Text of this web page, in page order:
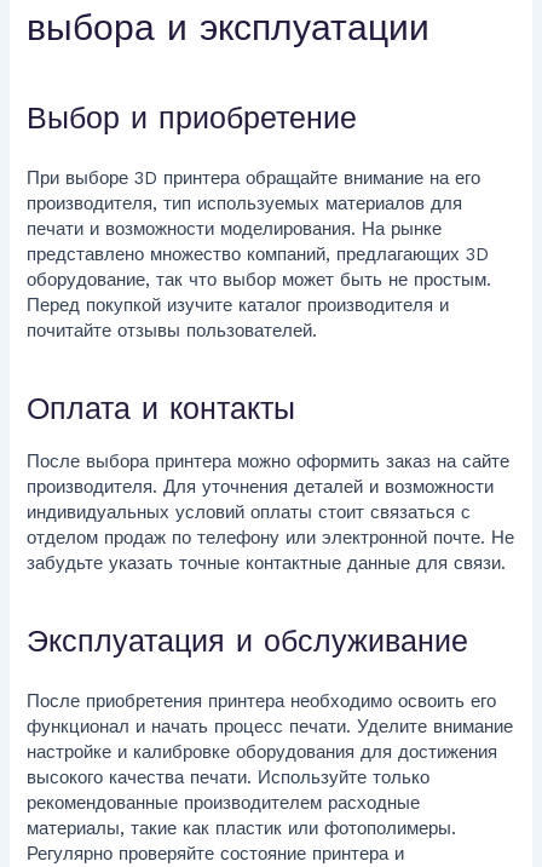
выбора и эксплуатации
Выбор и приобретение
При выборе 3D принтера обращайте внимание на его
производителя, тип используемых материалов для
печати и возможности моделирования. На рынке
представлено множество компаний, предлагающих 3D
оборудование, так что выбор может быть не простым.
Перед покупкой изучите каталог производителя и
почитайте отзывы пользователей.
Оплата и контакты
После выбора принтера можно оформить заказ на сайте
производителя. Для уточнения деталей и возможности
индивидуальных условий оплаты стоит связаться с
отделом продаж по телефону или электронной почте. Не
забудьте указать точные контактные данные для связи.
Эксплуатация и обслуживание
После приобретения принтера необходимо освоить его
функционал и начать процесс печати. Уделите внимание
настройке и калибровке оборудования для достижения
высокого качества печати. Используйте только
рекомендованные производителем расходные
материалы, такие как пластик или фотополимеры.
Регулярно проверяйте состояние принтера и